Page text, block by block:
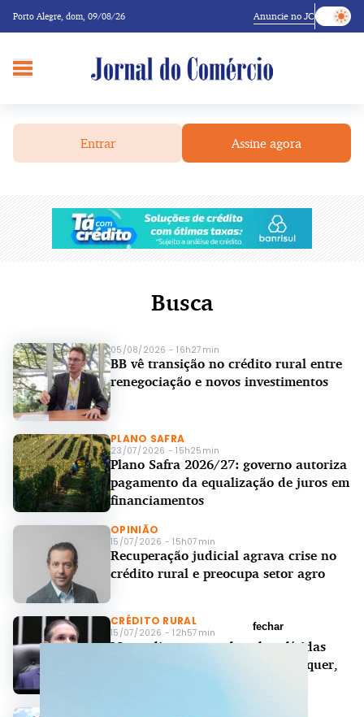
Porto Alegre, dom, 09/08/26 Anuncie no JC
Entrar Assine agora
Busca
05/08/2026 - 16h27min
BB vê transição no crédito rural entre
renegociação e novos investimentos
PLANO SAFRA
23/07/2026 - 15h25min
Plano Safra 2026/27: governo autoriza
pagamento da equalização de juros em
financiamentos
OPINIÃO
15/07/2026 - 15h07min
Recuperação judicial agrava crise no
crédito rural e preocupa setor agro
CRÉDITO RURAL
15/07/2026 - 12h57min
Motta diz que acordo sobre dívidas
rurais não saiu como todo lado quer,
fechar